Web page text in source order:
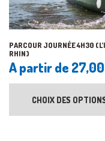
PARCOUR JOURNÉE 4H30
RHIN)
A partir de 27,00
CHOIX DES